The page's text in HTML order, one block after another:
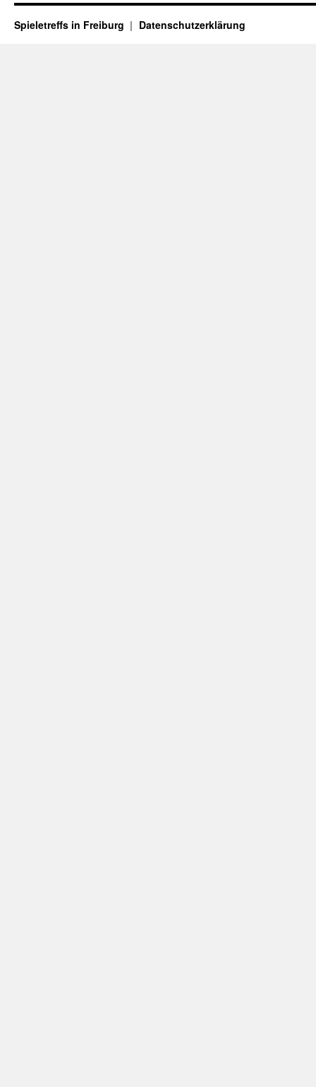
Spieletreffs in Freiburg Datenschutzerklärung